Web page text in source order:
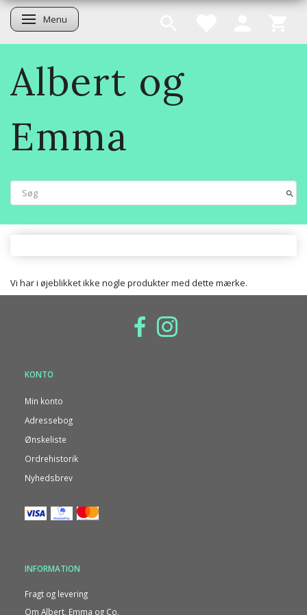
Skifte navigation
Menu
Albert og
Emma
Vi har i øjeblikket ikke nogle produkter med dette mærke.
KONTO
Min konto
Adressebog
Ønskeliste
Ordrehistorik
Nyhedsbrev
INFORMATION
Fragt og levering
Om Albert, Emma og Co.